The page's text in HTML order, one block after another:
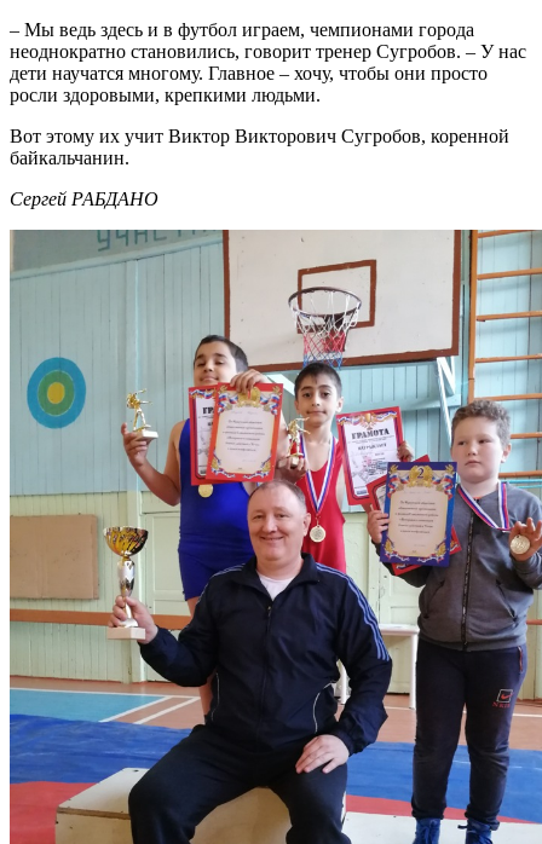
– Мы ведь здесь и в футбол играем, чемпионами города
неоднократно становились, говорит тренер Сугробов. – У нас
дети научатся многому. Главное – хочу, чтобы они просто
росли здоровыми, крепкими людьми.
Вот этому их учит Виктор Викторович Сугробов, коренной
байкальчанин.
Сергей РАБДАНО